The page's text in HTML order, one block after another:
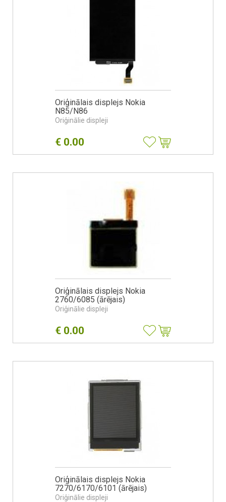
Oriģinālais displejs Nokia
N85/N86
Oriģinālie displeji
€ 0.00
Oriģinālais displejs Nokia
2760/6085 (ārējais)
Oriģinālie displeji
€ 0.00
Oriģinālais displejs Nokia
7270/6170/6101 (ārējais)
Oriģinālie displeji